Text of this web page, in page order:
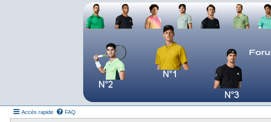
Le forum des passionnés de tennis
Accès rapide FAQ